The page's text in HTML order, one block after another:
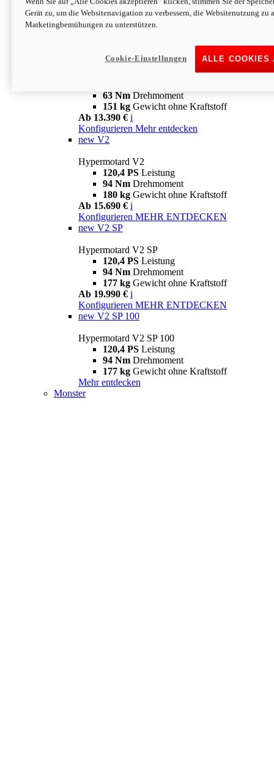
63 NmDrehmoment
151 kgGewicht ohne Kraftstoff
Ab 13.890 € i
63 Nm Drehmoment
151 kg Gewicht ohne Kraftstoff
Ab 13.390 € i
Konfigurieren Mehr entdecken
new V2
Hypermotard V2
120,4 PS Leistung
94 Nm Drehmoment
180 kg Gewicht ohne Kraftstoff
Ab 15.690 € i
Konfigurieren MEHR ENTDECKEN
new V2 SP
Hypermotard V2 SP
120,4 PS Leistung
94 Nm Drehmoment
177 kg Gewicht ohne Kraftstoff
Ab 19.990 € i
Konfigurieren MEHR ENTDECKEN
new V2 SP 100
Hypermotard V2 SP 100
120,4 PS Leistung
94 Nm Drehmoment
177 kg Gewicht ohne Kraftstoff
Mehr entdecken
Monster
Gerät zu, um die Websitenavigation zu verbessern, die Websitenutzung zu
Marketingbemühungen zu unterstützen.
ALLE COOKIES
Cookie-Einstellungen